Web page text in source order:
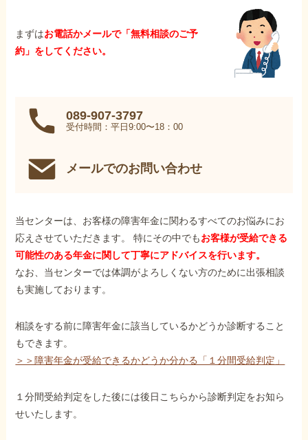
まずはお電話かメールで「無料相談のご予
約」をしてください。
089-907-3797
受付時間：平日9:00〜18：00
メールでのお問い合わせ
当センターは、お客様の障害年金に関わるすべてのお悩みにお
応えさせていただきます。 特にその中でもお客様が受給できる
可能性のある年金に関して丁寧にアドバイスを行います。
なお、当センターでは体調がよろしくない方のために出張相談
も実施しております。
相談をする前に障害年金に該当しているかどうか診断すること
もできます。
＞＞障害年金が受給できるかどうか分かる「１分間受給判定」
１分間受給判定をした後には後日こちらから診断判定をお知ら
せいたします。